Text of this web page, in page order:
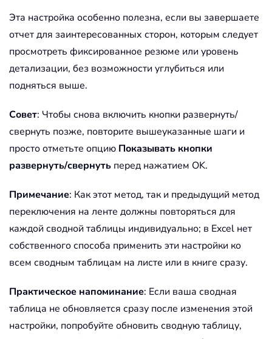
Эта настройка особенно полезна, если вы завершаете
отчет для заинтересованных сторон, которым следует
просмотреть фиксированное резюме или уровень
детализации, без возможности углубиться или
подняться выше.
Совет: Чтобы снова включить кнопки развернуть/
свернуть позже, повторите вышеуказанные шаги и
просто отметьте опцию Показывать кнопки
развернуть/свернуть перед нажатием OK.
Примечание: Как этот метод, так и предыдущий метод
переключения на ленте должны повторяться для
каждой сводной таблицы индивидуально; в Excel нет
собственного способа применить эти настройки ко
всем сводным таблицам на листе или в книге сразу.
Практическое напоминание: Если ваша сводная
таблица не обновляется сразу после изменения этой
настройки, попробуйте обновить сводную таблицу,